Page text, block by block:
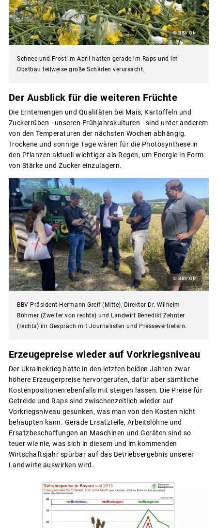
© BBV Ofr
Schnee und Frost im April hatten gerade im Raps und im
Obstbau teilweise große Schäden verursacht.
Der Ausblick für die weiteren Früchte
Die Erntemengen und Qualitäten bei Mais, Kartoffeln und
Zuckerrüben - unseren Frühjahrskulturen - sind unter anderem
von den Temperaturen der nächsten Wochen abhängig.
Trockene und sonnige Tage wären für die Photosynthese in
den Pflanzen aktuell wichtiger als Regen, um Energie in Form
von Stärke und Zucker einzulagern.
© BBV Ofr
BBV Präsident Hermann Greif (Mitte), Direktor Dr. Wilhelm
Böhmer (Zweiter von rechts) und Landwirt Benedikt Zehnter
(rechts) im Gespräch mit Journalisten und Pressevertretern.
Erzeugepreise wieder auf Vorkriegsniveau
Der Ukrainekrieg hatte in den letzten beiden Jahren zwar
höhere Erzeugerpreise hervorgerufen, dafür aber sämtliche
Kostenpositionen ebenfalls mit steigen lassen. Die Preise für
Getreide und Raps sind zwischenzeitlich wieder auf
Vorkriegsniveau gesunken, was man von den Kosten nicht
behaupten kann. Gerade Ersatzteile, Arbeitslöhne und
Ersatzbeschaffungen an Maschinen und Geräten sind so
teuer wie nie, was sich in diesem und im kommenden
Wirtschaftsjahr spürbar auf das Betriebsergebnis unserer
Landwirte auswirken wird.